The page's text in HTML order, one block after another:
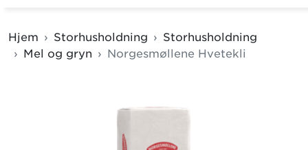
Hjem Storhusholdning
Storhusholdning
Mel og gryn
Norgesmøllene Hvetekli